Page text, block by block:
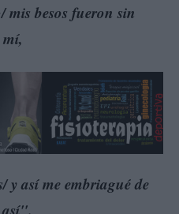
mis besos fueron sin
y así me embriagué de